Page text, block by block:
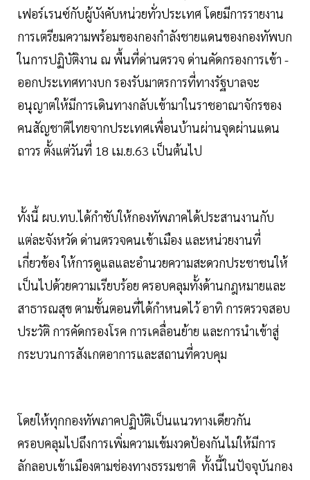
เฟอร์เรนซ์กับผู้บังคับหน่วยทั่วประเทศ โดยมีการรายงาน
การเตรียมความพร้อมของกองกำลังชายแดนของกองทัพบก
ในการปฏิบัติงาน ณ พื้นที่ด่านตรวจ ด่านคัดกรองการเข้า -
ออกประเทศทางบก รองรับมาตรการที่ทางรัฐบาลจะ
อนุญาตให้มีการเดินทางกลับเข้ามาในราชอาณาจักรของ
คนสัญชาติไทยจากประเทศเพื่อนบ้านผ่านจุดผ่านแดน
ถาวร ตั้งแต่วันที่ 18 เม.ย.63 เป็นต้นไป
ทั้งนี้ ผบ.ทบ.ได้กำชับให้กองทัพภาคได้ประสานงานกับ
แต่ละจังหวัด ด่านตรวจคนเข้าเมือง และหน่วยงานที่
เกี่ยวข้อง ให้การดูแลและอำนวยความสะดวกประชาชนให้
เป็นไปด้วยความเรียบร้อย ครอบคลุมทั้งด้านกฎหมายและ
สาธารณสุข ตามขั้นตอนที่ได้กำหนดไว้ อาทิ การตรวจสอบ
ประวัติ การคัดกรองโรค การเคลื่อนย้าย และการนำเข้าสู่
กระบวนการสังเกตอาการและสถานที่ควบคุม
โดยให้ทุกกองทัพภาคปฏิบัติเป็นแนวทางเดียวกัน
ครอบคลุมไปถึงการเพิ่มความเข้มงวดป้องกันไม่ให้มีการ
ลักลอบเข้าเมืองตามช่องทางธรรมชาติ ทั้งนี้ในปัจจุบันกอง